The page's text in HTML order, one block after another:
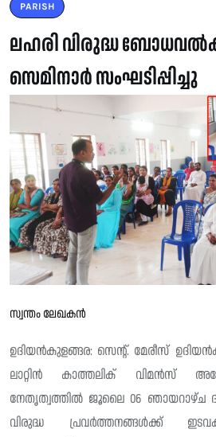
PARISH
ലഹരി വിരുദ്ധ
സെമിനാർ സംഘടിപ്പിച്ചു
സ്വന്തം ലേഖകൻ
ഉദിയൻകുളങ്ങര: സെന്റ്. മേരീസ്
ലാറ്റിൻ കാത്തലിക് വിമൻസ്
നേതൃത്വത്തിൽ ജൂലൈ 06 ഞായറാഴ്ച
വിരുദ്ധ പ്രവർത്തനങ്ങൾക്ക്